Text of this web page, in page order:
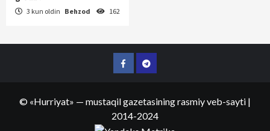
3 kun oldin Behzod 162
FacebookTelegram
© «Hurriyat» — mustaqil gazetasining rasmiy veb-sayti |
2014-2024